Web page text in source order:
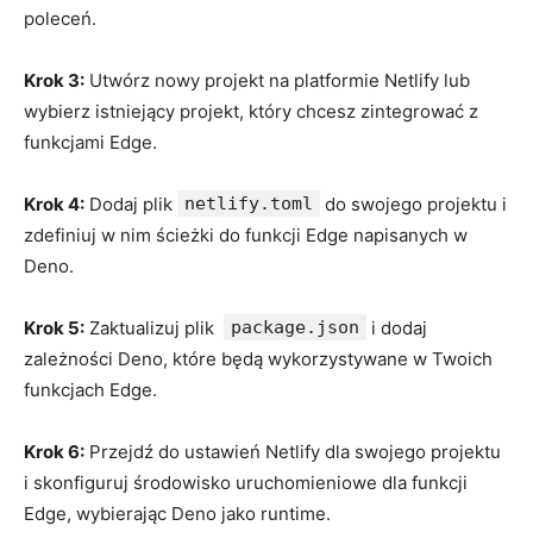
poleceń.
Krok 3: ​Utwórz nowy ⁣projekt ‍na platformie ⁣Netlify ‍lub
wybierz istniejący‍ projekt, który chcesz zintegrować z
funkcjami ⁤Edge.
Krok 4: Dodaj plik netlify.toml
do swojego projektu i
zdefiniuj w nim ścieżki do funkcji‍ Edge napisanych⁤ w
Deno.
Krok 5: ⁣Zaktualizuj plik ⁤ package.json
i ‌dodaj⁢
zależności Deno,⁣ które będą wykorzystywane w Twoich
funkcjach Edge.
Krok ​6: Przejdź ⁢do ustawień Netlify dla⁤ swojego projektu
⁣i skonfiguruj środowisko uruchomieniowe dla funkcji⁢
Edge, ​wybierając Deno jako⁤ runtime.